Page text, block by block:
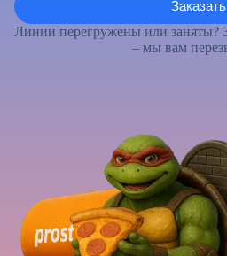
Линии перегружены или заняты?
– мы вам